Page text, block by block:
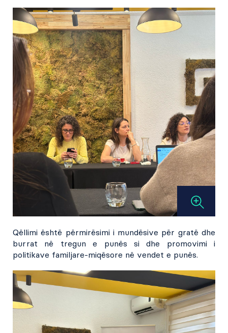
Qëllimi është përmirësimi i mundësive për gratë dhe
burrat në tregun e punës si dhe promovimi i
politikave familjare-miqësore në vendet e punës.